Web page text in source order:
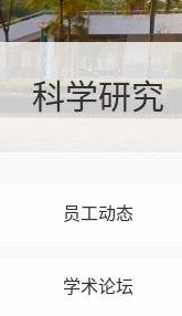
科学研究
员工动态
学术论坛